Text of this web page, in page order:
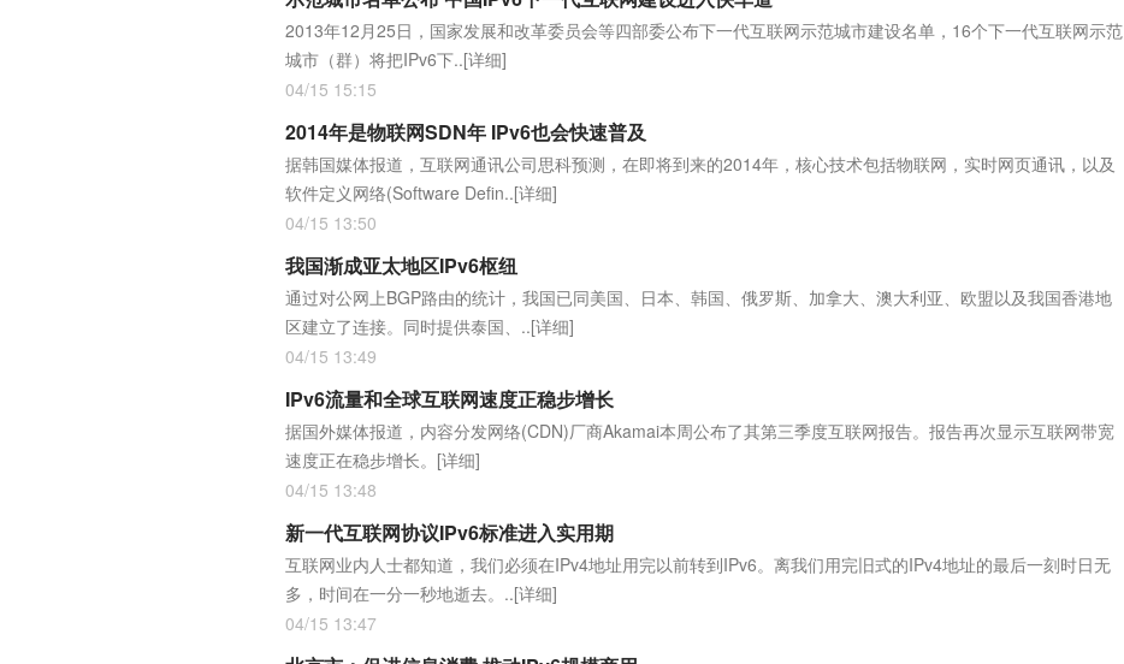
2013年12月25日，国家发展和改革委员会等四部委公布下一代互联网示范城市建设名单，16个下一代互联网示范
城市（群）将把IPv6下..[详细]
04/15 15:15
2014年是物联网SDN年 IPv6也会快速普及
据韩国媒体报道，互联网通讯公司思科预测，在即将到来的2014年，核心技术包括物联网，实时网页通讯，以及
软件定义网络(Software Defin..[详细]
04/15 13:50
我国渐成亚太地区IPv6枢纽
通过对公网上BGP路由的统计，我国已同美国、日本、韩国、俄罗斯、加拿大、澳大利亚、欧盟以及我国香港地
区建立了连接。同时提供泰国、..[详细]
04/15 13:49
IPv6流量和全球互联网速度正稳步增长
据国外媒体报道，内容分发网络(CDN)厂商Akamai本周公布了其第三季度互联网报告。报告再次显示互联网带宽
速度正在稳步增长。 [详细]
04/15 13:48
新一代互联网协议IPv6标准进入实用期
互联网业内人士都知道，我们必须在IPv4地址用完以前转到IPv6。离我们用完旧式的IPv4地址的最后一刻时日无
多，时间在一分一秒地逝去。..[详细]
04/15 13:47